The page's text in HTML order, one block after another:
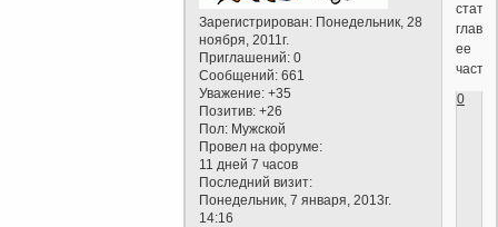
Зарегистрирован: Понедельник, 28
ноября, 2011г.
Приглашений: 0
Сообщений: 661
Уважение: +35
Позитив: +26
Пол: Мужской
Провел на форуме:
11 дней 7 часов
Последний визит:
Понедельник, 7 января, 2013г.
14:16
ее
0